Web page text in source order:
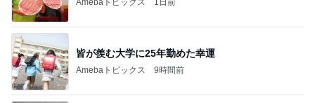
皆が羨む大学に25年勤めた幸運
Amebaトピックス 9時間前